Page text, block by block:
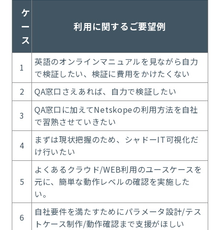
ケ
ー
ス
利用に関するご要望例
1
英語のオンラインマニュアルを見ながら自力
で検証したい、検証に費用をかけたくない
2
QA窓口さえあれば、自力で検証したい
3
QA窓口に加えてNetskopeの利用方法を自社
で習熟させていきたい
4
まずは現状把握のため、シャドーIT可視化だ
け行いたい
5
よくあるクラウド/WEB利用のユースケースを
元に、簡単な動作レベルの確認を実施した
い。
6
自社要件を満たすためにパラメータ設計/テス
トケース制作/動作確認まで支援がほしい